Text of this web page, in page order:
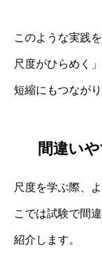
このような実践
尺度がひらめく
短縮にもつながり
間違い
尺度を学ぶ際、
こでは試験で間
紹介します。